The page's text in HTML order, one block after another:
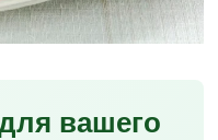
вашего